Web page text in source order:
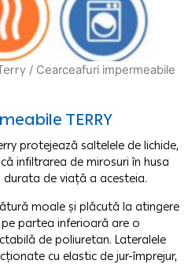
/ Cearceafuri impermeabile
TERRY
protejează saltelele de lichide,
infiltrarea de mirosuri în husa
de viață a acesteia.
moale și plăcută la atingere
partea inferioară are o
de poliuretan. Lateralele
cu elastic de jur-împrejur,